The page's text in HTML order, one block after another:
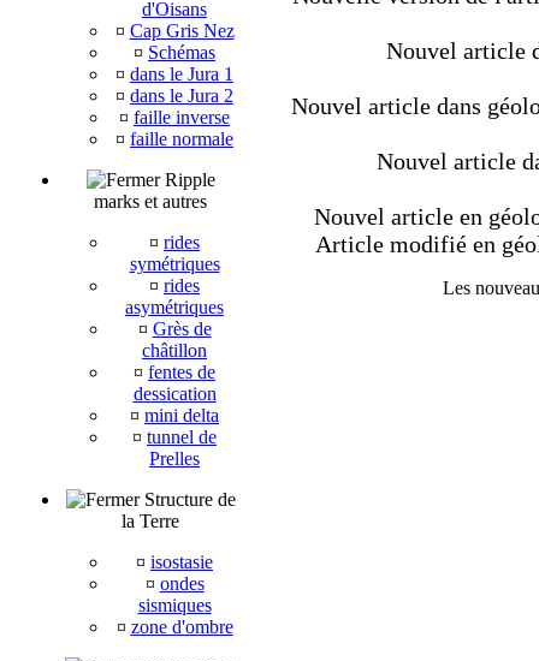
d'Oisans
¤ Cap Gris Nez
¤ Schémas
¤ dans le Jura 1
¤ dans le Jura 2
¤ faille inverse
¤ faille normale
Ripple
marks et autres
¤ rides
symétriques
¤ rides
asymétriques
¤ Grès de
châtillon
¤ fentes de
dessication
¤ mini delta
¤ tunnel de
Prelles
Structure de
la Terre
¤ isostasie
¤ ondes
sismiques
¤ zone d'ombre
Nouvel article
Nouvel article dans
Nouvel article
Nouvel article en
Article modifié en
Les